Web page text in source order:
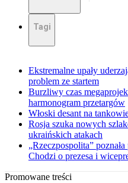
Tagi
Ekstremalne upały
problem ze startem
Burzliwy czas
harmonogram przetargów
Włoski desant na
Rosja szuka nowych
ukraińskich atakach
„Rzeczpospolita”
Chodzi o prezesa i
Promowane treści